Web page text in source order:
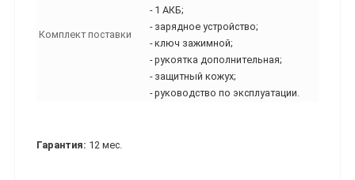
Комплект поставки
- 1 АКБ;
- зарядное устройство;
- ключ зажимной;
- рукоятка дополнительная;
- защитный кожух;
- руководство по эксплуатации.
Гарантия: 12 мес.